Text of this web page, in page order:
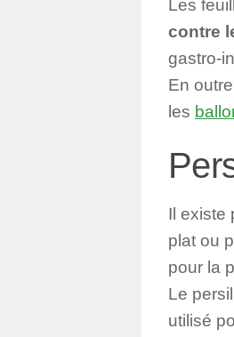
Les
contre
gastro-
En
les
Il existe
plat ou
pour la
Le
utilisé